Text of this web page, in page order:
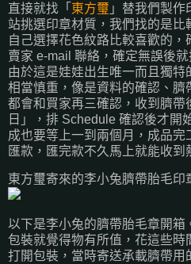
直接就找「 東方璽 」替我們製作
站挑選印章材質，我們找的是比
自己選擇花色紋路比較喜歡的，
賣家 e-mail 聯絡，確定無誤後
由於這是娃娃出生唯一而且獨
相當慎重，像是資料的確認、臍
都會和買家再三確認，收到臍帶
日」，排 Schedule 確認後才開
成也要等上一到兩個月，成品
匯款，匯完款不久馬上就能收到
東方璽寄來的李小兔臍帶胎毛印
以下是李小兔的臍帶胎毛章開箱
包裝就覺得物有所值，花這些時
打開包裝，當時寄送承載臍帶用